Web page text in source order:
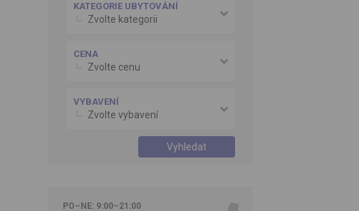
KATEGORIE UBYTOVÁNÍ
Zvolte kategorii
CENA
Zvolte cenu
VYBAVENÍ
Zvolte vybavení
Vyhledat
PO–NE: 9:00–21:00